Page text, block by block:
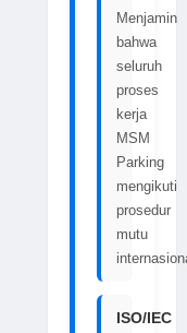
Menjamin
bahwa
seluruh
proses
kerja
MSM
Parking
mengikuti
prosedur
mutu
ISO/IEC